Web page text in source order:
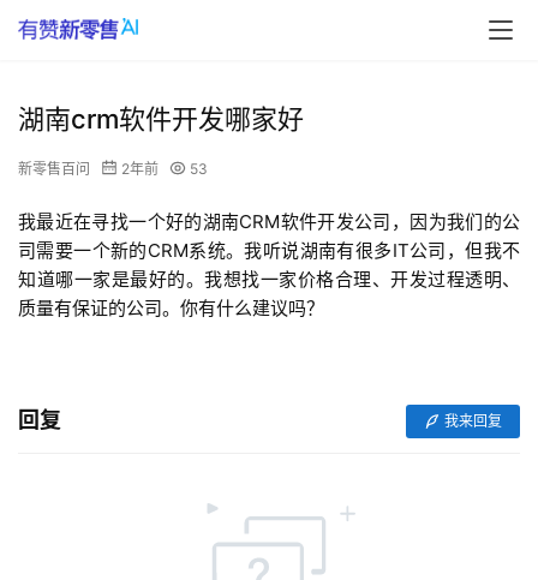
湖南crm软件开发哪家好
新零售百问 2年前 53
我最近在寻找一个好的湖南CRM软件开发公司，因为我们的公
司需要一个新的CRM系统。我听说湖南有很多IT公司，但我不
知道哪一家是最好的。我想找一家价格合理、开发过程透明、
质量有保证的公司。你有什么建议吗？
回复 我来回复